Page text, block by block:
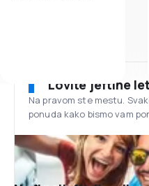
Lovite jeftine
Na pravom ste mestu.
ponuda kako bismo vam